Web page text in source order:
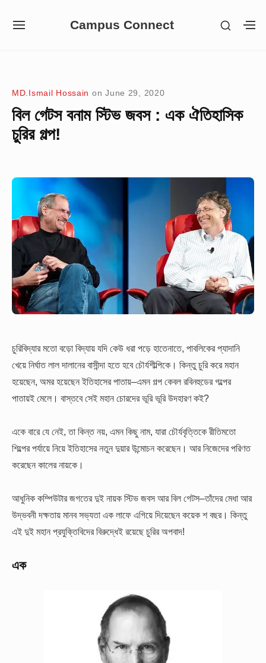
Campus Connect
SITE
SHOW
MD.Ismail Hossain on June 29, 2020
বিল গেটস বনাম স্টিভ জবস : এক ঐতিহাসিক
চুরির গল্প!
চুরিবিদ্যার মতো বড়ো বিদ্যায় যদি কেউ ধরা পড়ে হাতেনাতে, পাবলিকের প্যাদানি
খেয়ে নির্ঘাত লাল দালানের বাসীন্দা হতে হবে চৌর্যশীল্পিকে। কিন্তু চুরি করে মহান
হয়েছেন, অমর হয়েছেন ইতিহাসের পাতায়–এমন গল্প কেবল রবিনহুডের গল্পের
পাতায়ই মেলে। বাস্তবে সেই মহান চোরদের ভূরি ভূরি উদহারণ কই?
একে বারে যে নেই, তা কিন্ত নয়, এমন কিছু নাম, যারা চৌর্যবৃত্তিকে রীতিমতো
শিল্পের পর্যায়ে নিয়ে ইতিহাসের নতুন দুয়ার উন্মোচন করেছেন। আর নিজেদের পরিণত
করেছেন কালের নায়কে।
আধুনিক কম্পিউটার জগতের দুই নায়ক স্টিভ জবস আর বিল গেটস–তাঁদের মেধা আর
উদ্ভবনী দক্ষতায় মানব সভ্যতা এক লাফে এগিয়ে দিয়েছেন কয়েক শ বছর। কিন্তু
এই দুই মহান প্রযুক্তিবিদের বিরুদ্ধেই রয়েছে চুরির অপবাদ!
এক